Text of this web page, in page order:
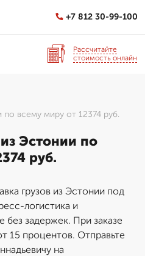
+7 812 30-99-100
Рассчитайте
стоимость онлайн
по всему миру от 12374 руб.
Эстонии по
руб.
грузов из Эстонии под
логистика и
задержек. При заказе
15 процентов. Отправьте
на